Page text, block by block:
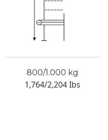
800/1.000 kg
1,764/2,204 Ibs